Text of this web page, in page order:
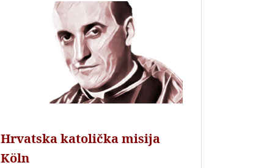
Hrvatska katolička misija
Köln